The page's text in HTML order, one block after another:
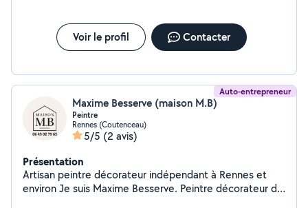
Voir le profil Contacter
Auto-entrepreneur
Maxime Besserve (maison M.B)
Peintre
Rennes (Coutenceau)
5/5 (2 avis)
Présentation
Artisan peintre décorateur indépendant à Rennes et
environ Je suis Maxime Besserve. Peintre décorateur de